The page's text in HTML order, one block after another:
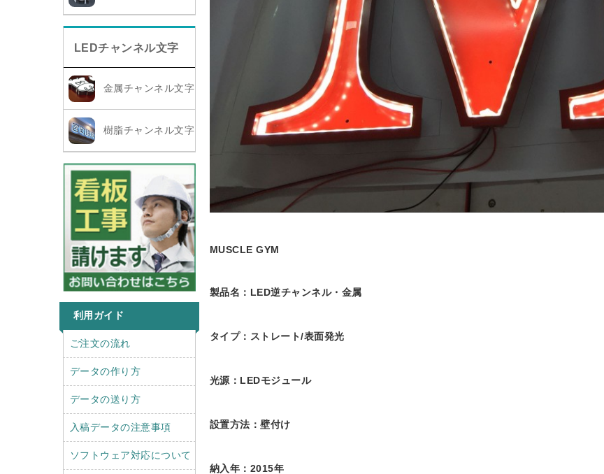
LEDチャンネル文字
金属チャンネル文字
樹脂チャンネル文字
利用ガイド
r
ご注文の流れ
データの作り方
データの送り方
入稿データの注意事項
ソフトウェア対応について
MUSCLE GYM
製品名：LED逆チャンネル・金属
タイプ：ストレート/表面発光
光源：LEDモジュール
設置方法：壁付け
納入年：2015年